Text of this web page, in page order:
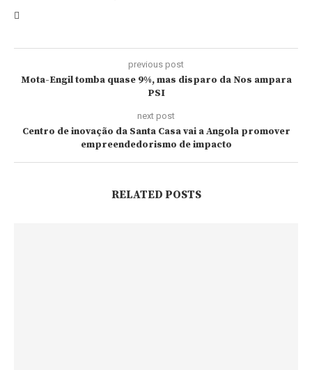
previous post
Mota-Engil tomba quase 9%, mas disparo da Nos ampara
PSI
next post
Centro de inovação da Santa Casa vai a Angola promover
empreendedorismo de impacto
RELATED POSTS